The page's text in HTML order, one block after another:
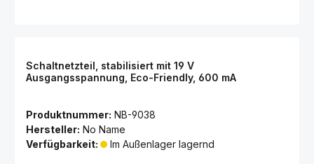
Schaltnetzteil, stabilisiert mit 19 V
Ausgangsspannung, Eco-Friendly, 600 mA
Produktnummer: NB-9038
Hersteller: No Name
Verfügbarkeit:
Im Außenlager lagernd